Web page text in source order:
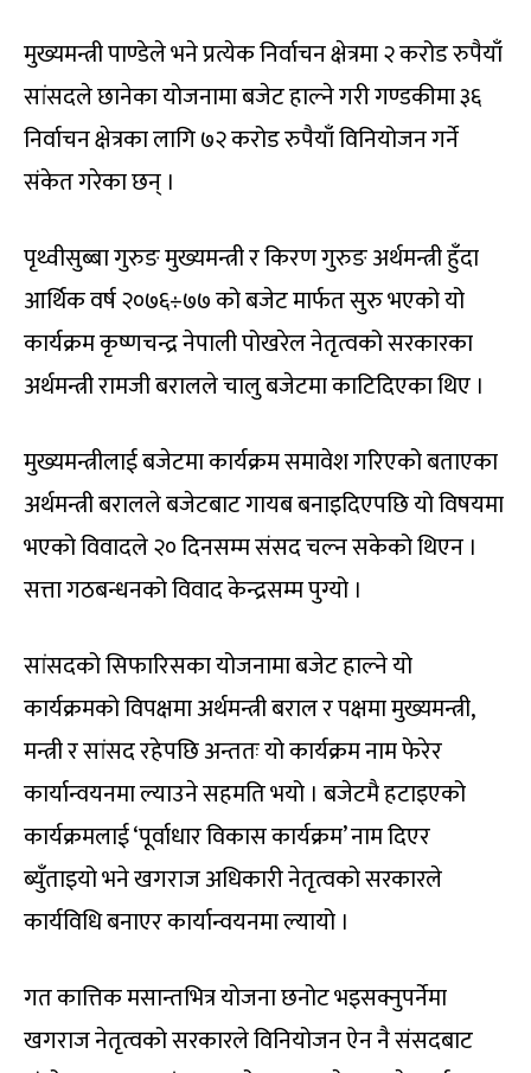
मुख्यमन्त्री पाण्डेले भने प्रत्येक निर्वाचन क्षेत्रमा २ करोड रुपैयाँ
सांसदले छानेका योजनामा बजेट हाल्ने गरी गण्डकीमा ३६
निर्वाचन क्षेत्रका लागि ७२ करोड रुपैयाँ विनियोजन गर्ने
संकेत गरेका छन् ।
पृथ्वीसुब्बा गुरुङ मुख्यमन्त्री र किरण गुरुङ अर्थमन्त्री हुँदा
आर्थिक वर्ष २०७६÷७७ को बजेट मार्फत सुरु भएको यो
कार्यक्रम कृष्णचन्द्र नेपाली पोखरेल नेतृत्वको सरकारका
अर्थमन्त्री रामजी बरालले चालु बजेटमा काटिदिएका थिए ।
मुख्यमन्त्रीलाई बजेटमा कार्यक्रम समावेश गरिएको बताएका
अर्थमन्त्री बरालले बजेटबाट गायब बनाइदिएपछि यो विषयमा
भएको विवादले २० दिनसम्म संसद चल्न सकेको थिएन ।
सत्ता गठबन्धनको विवाद केन्द्रसम्म पुग्यो ।
सांसदको सिफारिसका योजनामा बजेट हाल्ने यो
कार्यक्रमको विपक्षमा अर्थमन्त्री बराल र पक्षमा मुख्यमन्त्री,
मन्त्री र सांसद रहेपछि अन्ततः यो कार्यक्रम नाम फेरेर
कार्यान्वयनमा ल्याउने सहमति भयो । बजेटमै हटाइएको
कार्यक्रमलाई ‘पूर्वाधार विकास कार्यक्रम’ नाम दिएर
ब्युँताइयो भने खगराज अधिकारी नेतृत्वको सरकारले
कार्यविधि बनाएर कार्यान्वयनमा ल्यायो ।
गत कात्तिक मसान्तभित्र योजना छनोट भइसक्नुपर्नेमा
खगराज नेतृत्वको सरकारले विनियोजन ऐन नै संसदबाट